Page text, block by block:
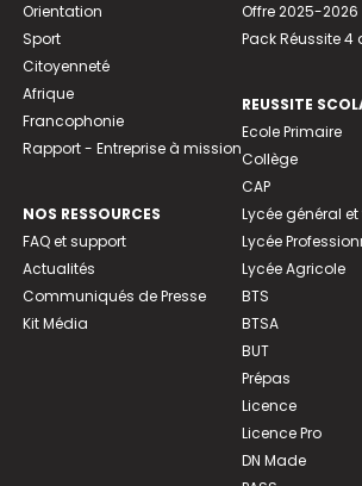
Orientation
Sport
Citoyenneté
Afrique
Francophonie
Rapport - Entreprise à mission
NOS RESSOURCES
FAQ et support
Actualités
Communiqués de Presse
Kit Média
Offre 2025-2026
Pack Réussite 4
REUSSITE
Ecole Primaire
Collège
CAP
Lycée général
Lycée
Lycée Agricole
BTS
BTSA
BUT
Prépas
Licence
Licence Pro
DN Made